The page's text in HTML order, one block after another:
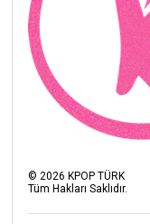
© 2026 KPOP TÜRK
Tüm Hakları Saklıdır.